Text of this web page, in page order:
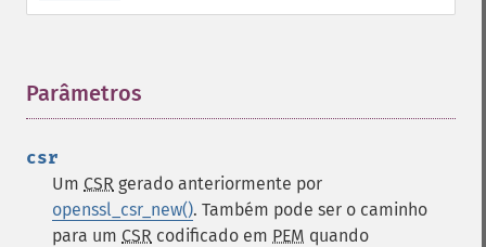
Parâmetros
csr
Um CSR gerado anteriormente por
openssl_csr_new(). Também pode ser o caminho
para um CSR codificado em PEM quando